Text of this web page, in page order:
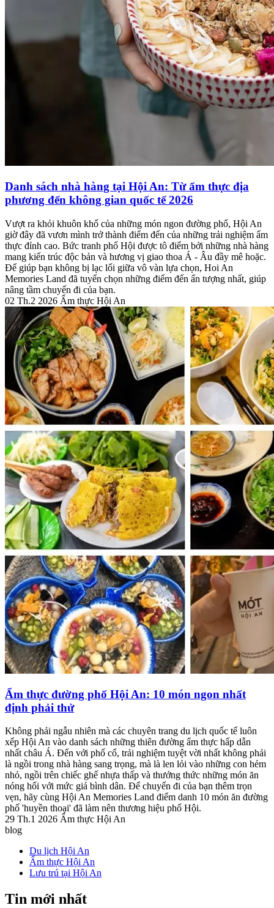
Danh sách nhà hàng tại Hội An: Từ ẩm thực địa
phương đến không gian quốc tế 2026
Vượt ra khỏi khuôn khổ của những món ngon đường phố, Hội An
giờ đây đã vươn mình trở thành điểm đến của những trải nghiệm ẩm
thực đỉnh cao. Bức tranh phố Hội được tô điểm bởi những nhà hàng
mang kiến trúc độc bản và hương vị giao thoa Á - Âu đầy mê hoặc.
Để giúp bạn không bị lạc lối giữa vô vàn lựa chọn, Hoi An
Memories Land đã tuyển chọn những điểm đến ấn tượng nhất, giúp
nâng tầm chuyến đi của bạn.
02 Th.2 2026 Ẩm thực Hội An
Ẩm thực đường phố Hội An: 10 món ngon nhất
định phải thử
Không phải ngẫu nhiên mà các chuyên trang du lịch quốc tế luôn
xếp Hội An vào danh sách những thiên đường ẩm thực hấp dẫn
nhất châu Á. Đến với phố cổ, trải nghiệm tuyệt vời nhất không phải
là ngồi trong nhà hàng sang trọng, mà là len lỏi vào những con hẻm
nhỏ, ngồi trên chiếc ghế nhựa thấp và thưởng thức những món ăn
nóng hổi với mức giá bình dân. Để chuyến đi của bạn thêm trọn
vẹn, hãy cùng Hội An Memories Land điểm danh 10 món ăn đường
phố 'huyền thoại' đã làm nên thương hiệu phố Hội.
29 Th.1 2026 Ẩm thực Hội An
blog
Du lịch Hội An
Ẩm thực Hội An
Lưu trú tại Hội An
Tin mới nhất